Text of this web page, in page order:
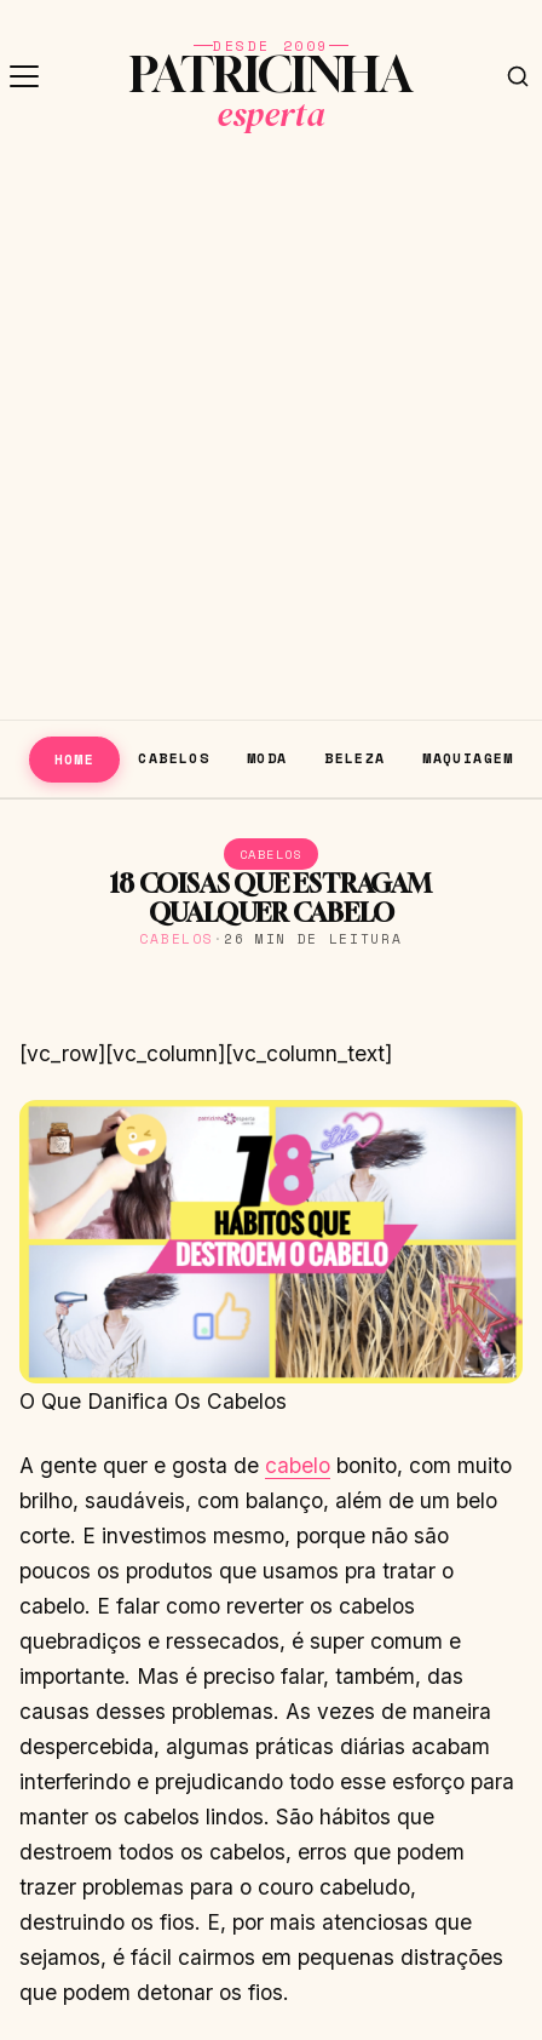
DESDE 2009
PATRICINHA
esperta
HOME CABELOS MODA BELEZA MAQUIAGEM
CABELOS
18 COISAS QUE ESTRAGAM
QUALQUER CABELO
CABELOS · 26 MIN DE LEITURA
[vc_row][vc_column][vc_column_text]
O Que Danifica Os Cabelos
A gente quer e gosta de cabelo bonito, com muito
brilho, saudáveis, com balanço, além de um belo
corte. E investimos mesmo, porque não são
poucos os produtos que usamos pra tratar o
cabelo. E falar como reverter os cabelos
quebradiços e ressecados, é super comum e
importante. Mas é preciso falar, também, das
causas desses problemas. As vezes de maneira
despercebida, algumas práticas diárias acabam
interferindo e prejudicando todo esse esforço para
manter os cabelos lindos. São hábitos que
destroem todos os cabelos, erros que podem
trazer problemas para o couro cabeludo,
destruindo os fios. E, por mais atenciosas que
sejamos, é fácil cairmos em pequenas distrações
que podem detonar os fios.